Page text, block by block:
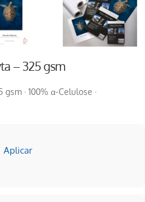
– 325 gsm
· 100% α-Celulose ·
Aplicar